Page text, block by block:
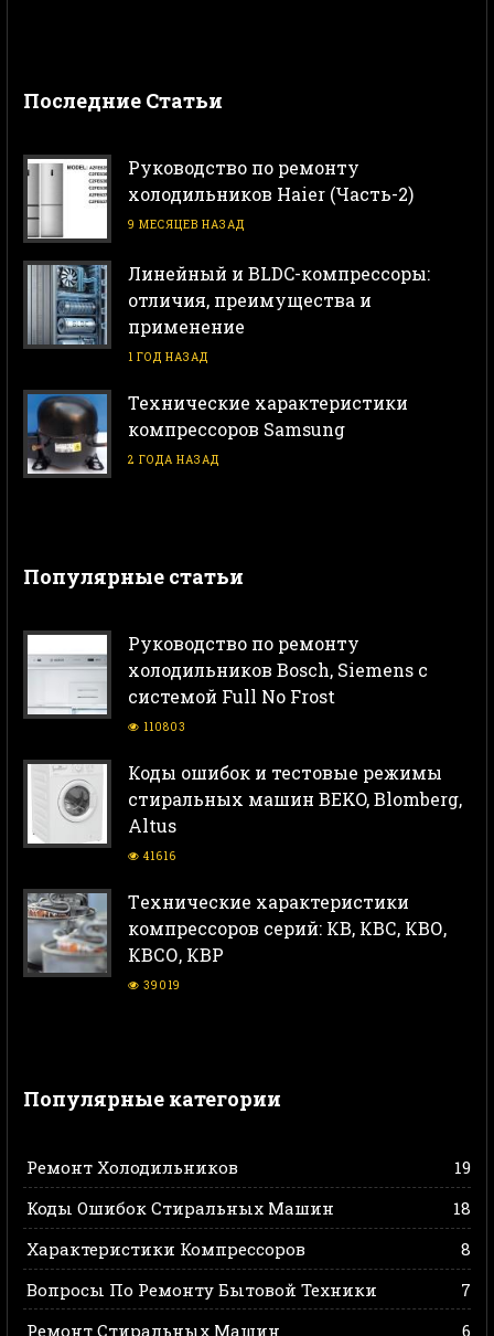
Последние Статьи
Руководство по ремонту
холодильников Haier (Часть-2)
9 МЕСЯЦЕВ НАЗАД
Линейный и BLDC-компрессоры:
отличия, преимущества и
применение
1 ГОД НАЗАД
Технические характеристики
компрессоров Samsung
2 ГОДА НАЗАД
Популярные статьи
Руководство по ремонту
холодильников Bosch, Siemens с
системой Full No Frost
110803
Коды ошибок и тестовые режимы
стиральных машин BEKO, Blomberg,
Altus
41616
Тeхнические характеристики
компрессоров серий: КВ, КВС, КВО,
КВСО, КВР
39019
Популярные категории
Ремонт Холодильников
19
Коды Ошибок Стиральных Машин
18
Характеристики Компрессоров
8
Вопросы По Ремонту Бытовой Техники
7
Ремонт Стиральных Машин
6